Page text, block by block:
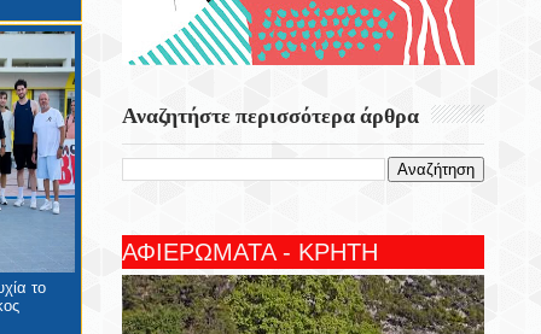
το
Αναζητήστε περισσότερα άρθρα
ΑΦΙΕΡΩΜΑΤΑ - ΚΡΗΤΗ